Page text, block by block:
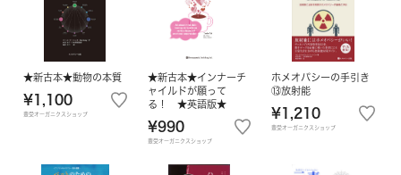
★新古本★動物の本質
¥1,100
豊受オーガニクスショップ
★新古本★インナーチ
ャイルドが願って
る！ ★英語版★
¥990
豊受オーガニクスショップ
ホメオパシーの手引き
⑬放射能
¥1,210
豊受オーガニクスショップ